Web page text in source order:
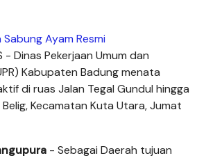
Sabung Ayam Resmi
- Dinas Pekerjaan Umum dan
Kabupaten Badung menata
di ruas Jalan Tegal Gundul hingga
Kecamatan Kuta Utara, Jumat
- Sebagai Daerah tujuan